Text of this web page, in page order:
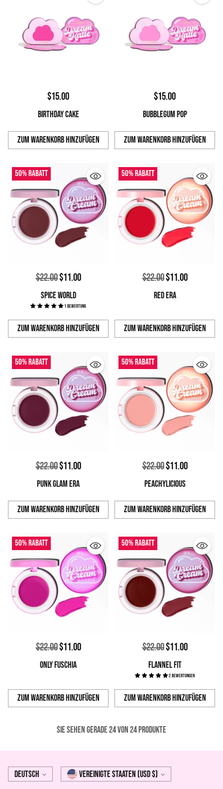
$15.00
BIRTHDAY CAKE
Zum Warenkorb hinzufügen
Anzahl
$15.00
BUBBLEGUM POP
Zum Warenkorb hinzufügen
Anzahl
50% Rabatt
Normaler
Preis
$22.00$11.00
SPICE WORLD
1 Bewertung
Zum Warenkorb hinzufügen
Anzahl
50% Rabatt
Normaler
Preis
$22.00$11.00
RED ERA
Zum Warenkorb hinzufügen
Anzahl
50% Rabatt
Normaler
Preis
$22.00$11.00
PUNK GLAM ERA
Zum Warenkorb hinzufügen
Anzahl
50% Rabatt
Normaler
Preis
$22.00$11.00
PEACHYLICIOUS
Zum Warenkorb hinzufügen
Anzahl
50% Rabatt
Normaler
Preis
$22.00$11.00
ONLY FUSCHIA
Zum Warenkorb hinzufügen
Anzahl
50% Rabatt
Normaler
Preis
$22.00$11.00
FLANNEL FIT
2 Bewertungen
Zum Warenkorb hinzufügen
Anzahl
Sie sehen gerade 24 von 24 produkte
Sprache
Deutsch Währung Vereinigte Staaten (USD $)